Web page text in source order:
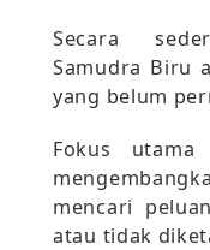
Secara
Samudra Biru
yang belum
Fokus
mencari
atau tidak